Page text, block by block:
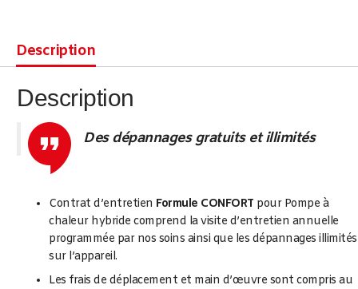
Description
Description
Des dépannages gratuits et illimités
Contrat d’entretien Formule CONFORT pour Pompe à
chaleur hybride comprend la visite d’entretien annuelle
programmée par nos soins ainsi que les dépannages illimités
sur l’appareil.
Les frais de déplacement et main d’œuvre sont compris au